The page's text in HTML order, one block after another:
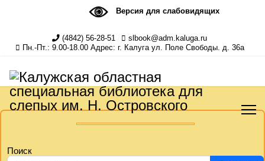
Версия для слабовидящих
(4842) 56-28-51
slbook@adm.kaluga.ru
Пн.-Пт.: 9.00-18.00 Адрес: г. Калуга ул. Поле Свободы. д. 36а
Поиск